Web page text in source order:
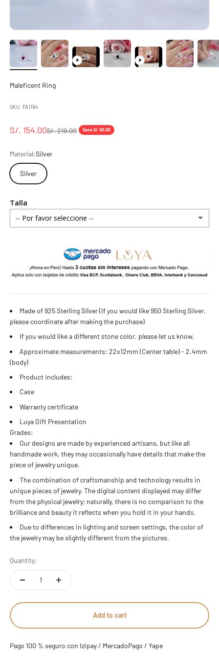
Maleficent Ring
SKU: FA1194
S/. 154.00S/. 219.00 Save S/. 65.00
Material:Silver
Silver
Talla
-- Por favor seleccione --
7 estándar - 4 americana
8 estándar
9 estándar - 5 americana
10 estándar
11 estándar
12 estándar - 6 americana
13 estándar
15 estándar
17 estándar - 8 americana
18 estándar
19 estándar
20 estándar - 9 americana
Made of 925 Sterling Silver (If you would like 950 Sterling Silver,
please coordinate after making the purchase)
If you would like a different stone color, please let us know.
Approximate measurements: 22x12mm (Center table) - 2.4mm
(body)
Product includes:
Case
Warranty certificate
Luya Gift Presentation
Grades:
Our designs are made by experienced artisans, but like all
handmade work, they may occasionally have details that make the
piece of jewelry unique.
The combination of craftsmanship and technology results in
unique pieces of jewelry. The digital content displayed may differ
from the physical jewelry; naturally, there is no comparison to the
brilliance and beauty it reflects when you hold it in your hands.
Due to differences in lighting and screen settings, the color of
the jewelry may be slightly different from the pictures.
Quantity:
Add to cart
Pago 100 % seguro con Izipay / MercadoPago / Yape